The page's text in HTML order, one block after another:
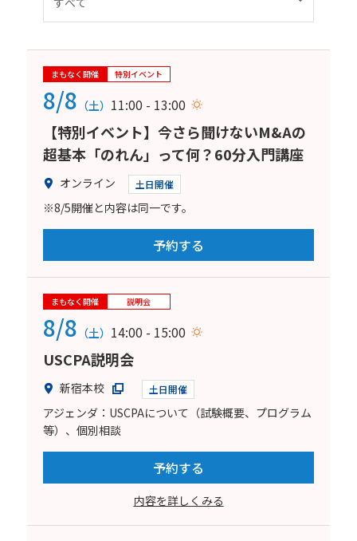
まもなく開催 特別イベント
8/8 （土） 11:00 - 13:00
【特別イベント】今さら聞けないM&Aの
超基本「のれん」って何？60分入門講座
オンライン 土日開催
※8/5開催と内容は同一です。
予約する
まもなく開催 説明会
8/8 （土） 14:00 - 15:00
USCPA説明会
新宿本校 土日開催
アジェンダ：USCPAについて（試験概要、プログラム
等）、個別相談
予約する
内容を詳しくみる